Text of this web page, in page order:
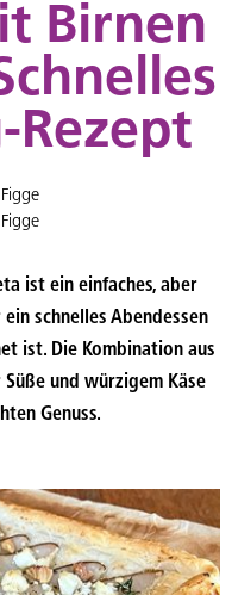
Birnen
Rezept
ist ein einfaches, aber
schnelles Abendessen
ist. Die Kombination aus
und würzigem Käse
Genuss.